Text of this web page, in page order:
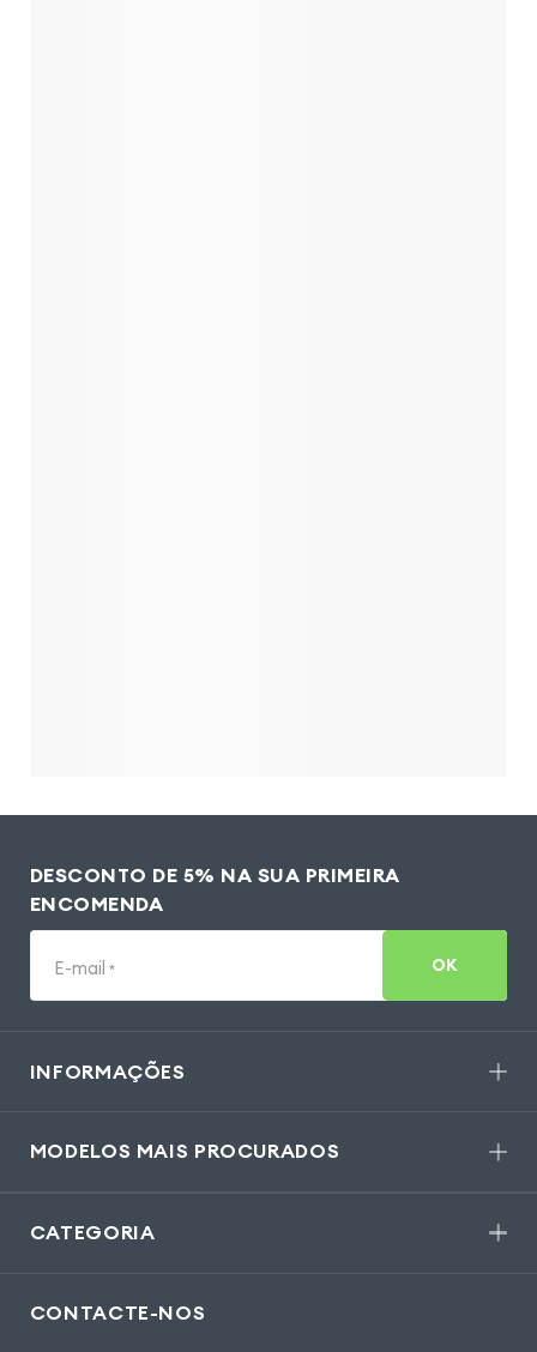
DESCONTO DE 5% NA SUA PRIMEIRA
ENCOMENDA
E-mail * OK
INFORMAÇÕES
MODELOS MAIS PROCURADOS
CATEGORIA
CONTACTE-NOS